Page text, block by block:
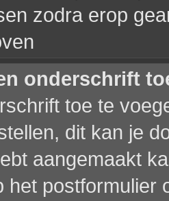
zodra erop
onderschrift
toe te
dit kan je
aangemaakt
het postformulier